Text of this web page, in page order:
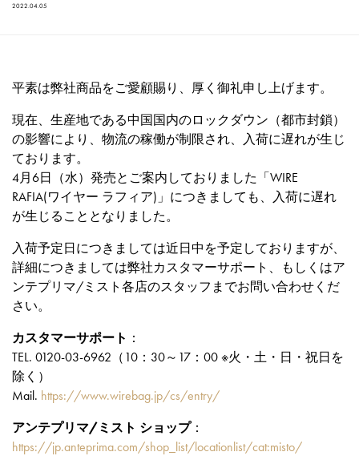
2022.04.05
平素は弊社商品をご愛顧賜り、厚く御礼申し上げます。
現在、生産地である中国国内のロックダウン（都市封鎖）
の影響により、物流の稼働が制限され、入荷に遅れが生じ
ております。
4月6日（水）発売とご案内しておりました「WIRE
RAFIA(ワイヤー ラフィア)」につきましても、入荷に遅れ
が生じることとなりました。
入荷予定日につきましては近日中を予定しておりますが、
詳細につきましては弊社カスタマーサポート、もしくはア
ンテプリマ/ミスト各店のスタッフまでお問い合わせくだ
さい。
カスタマーサポート ：
TEL. 0120-03-6962（10：30～17：00 ※火・土・日・祝日を
除く）
Mail. https://www.wirebag.jp/cs/entry/
アンテプリマ/ミスト ショップ：
https://jp.anteprima.com/shop_list/locationlist/cat:misto/